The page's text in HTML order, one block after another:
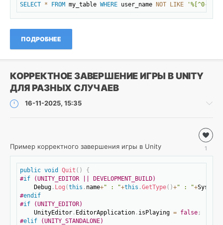
Roman
0
SQL
SELECT * FROM my_table WHERE user_name NOT LIKE '%[^0-9]%'
ПОДРОБНЕЕ
КОРРЕКТНОЕ ЗАВЕРШЕНИЕ ИГРЫ В UNITY
ДЛЯ РАЗНЫХ СЛУЧАЕВ
16-11-2025, 15:35
.NET
C#
/
Unity
Roman
28
1
1
Пример корректного завершения игры в Unity
public void Quit ( )
{
#if (UNITY_EDITOR || DEVELOPMENT_BUILD)
    Debug
. Log (this . name+" : "+this .GetType( )+" : "+System
#endif
#if (UNITY_EDITOR)
    UnityEditor
. EditorApplication . isPlaying = false ;
#elif (UNITY_STANDALONE)